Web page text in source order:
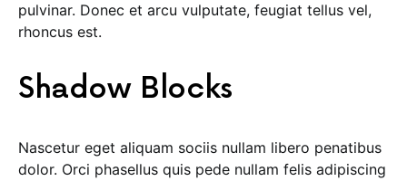
pulvinar. Donec et arcu vulputate, feugiat tellus vel,
rhoncus est.
Shadow Blocks
Nascetur eget aliquam sociis nullam libero penatibus
dolor. Orci phasellus quis pede nullam felis adipiscing